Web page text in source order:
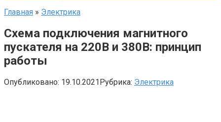
Главная » Электрика
Схема подключения магнитного
пускателя на 220В и 380В: принцип
работы
Опубликовано: 19.10.2021Рубрика: Электрика